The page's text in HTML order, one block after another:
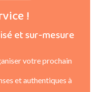
!
et sur-mesure
votre prochain
et authentiques à